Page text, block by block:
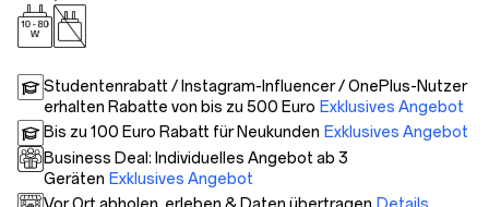
Studentenrabatt / Instagram-Influencer / OnePlus-Nutzer
erhalten Rabatte von bis zu 500 Euro Exklusives Angebot
Bis zu 100 Euro Rabatt für Neukunden Exklusives Angebot
Business Deal: Individuelles Angebot ab 3
Geräten Exklusives Angebot